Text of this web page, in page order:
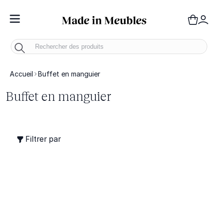
Toggle Nav
Accueil Buffet en manguier
Buffet en manguier
Filtrer par